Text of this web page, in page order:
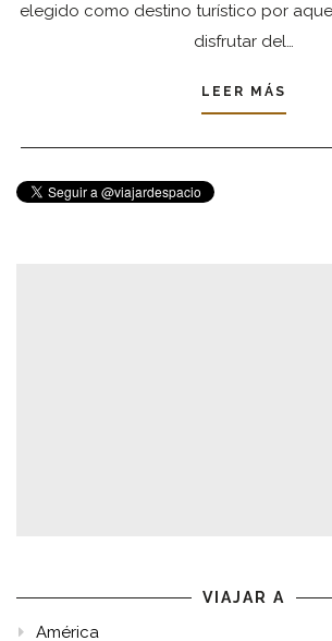
elegido como destino turístico por
disfrutar del…
LEER MÁS
VIAJAR A
América